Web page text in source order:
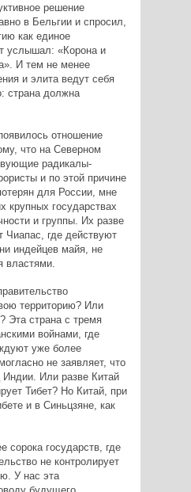
решение
в Бельгии и спросил,
как единое
услышал: «Корона и
И тем не менее
и элита ведут себя
страна должна
отношение
что на Северном
радикалы-
и по этой причине
для России, мне
крупных государствах
и группы. Их разве
Чиапас, где действуют
индейцев майя, не
властями.
территорию? Или
Эта страна с тремя
войнами, где
уже более
не заявляет, что
Индии. Или разве Китай
Тибет? Но Китай, при
и в Синьцзяне, как
сорока государств, где
не контролирует
У нас эта